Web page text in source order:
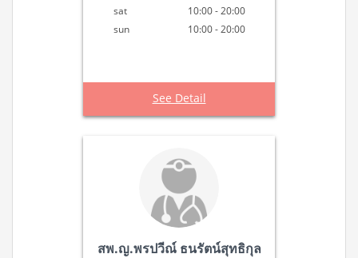
sat
10:00 - 20:00
sun
10:00 - 20:00
See Detail
สพ.ญ.พรปวีณ์ ธนรัตน์สุทธิกุล